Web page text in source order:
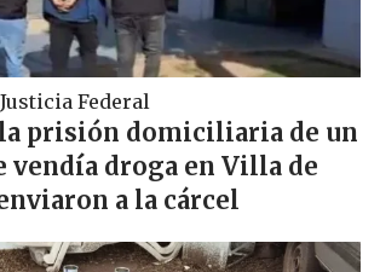
Federal
prisión domiciliaria de un
vendía droga en Villa de
a la cárcel